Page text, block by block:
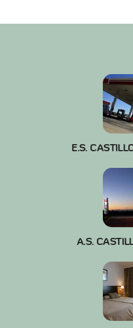
E.S.
A.S.